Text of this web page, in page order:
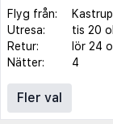
Flyg från: Kastrup
Utresa:
tis 20
Retur:
lör 24
Nätter:
4
Fler val